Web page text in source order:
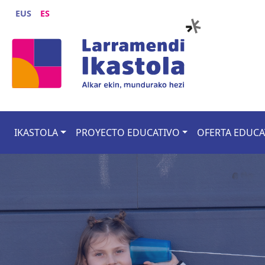
EUS ES
Main navigation
IKASTOLA PROYECTO EDUCATIVO OFERTA